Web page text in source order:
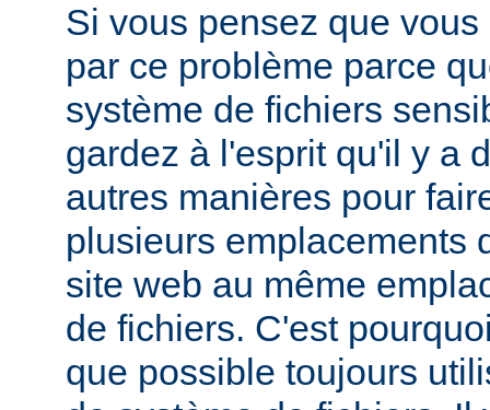
Si vous pensez que
par ce problème parce
système de fichiers
gardez à l'esprit qu'il y a
autres manières pour
plusieurs emplacements
site web au même
de fichiers. C'est
que possible toujours